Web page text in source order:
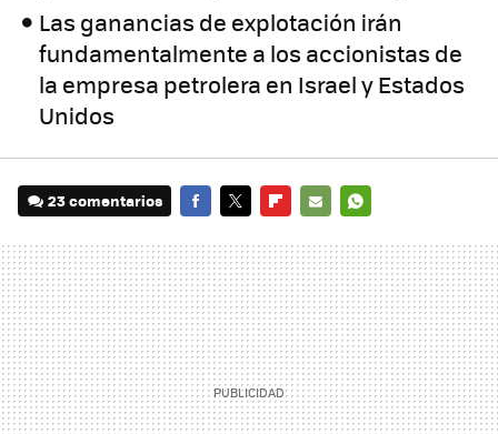
Las ganancias de explotación irán
fundamentalmente a los accionistas de
la empresa petrolera en Israel y Estados
Unidos
23 comentarios
MAIL